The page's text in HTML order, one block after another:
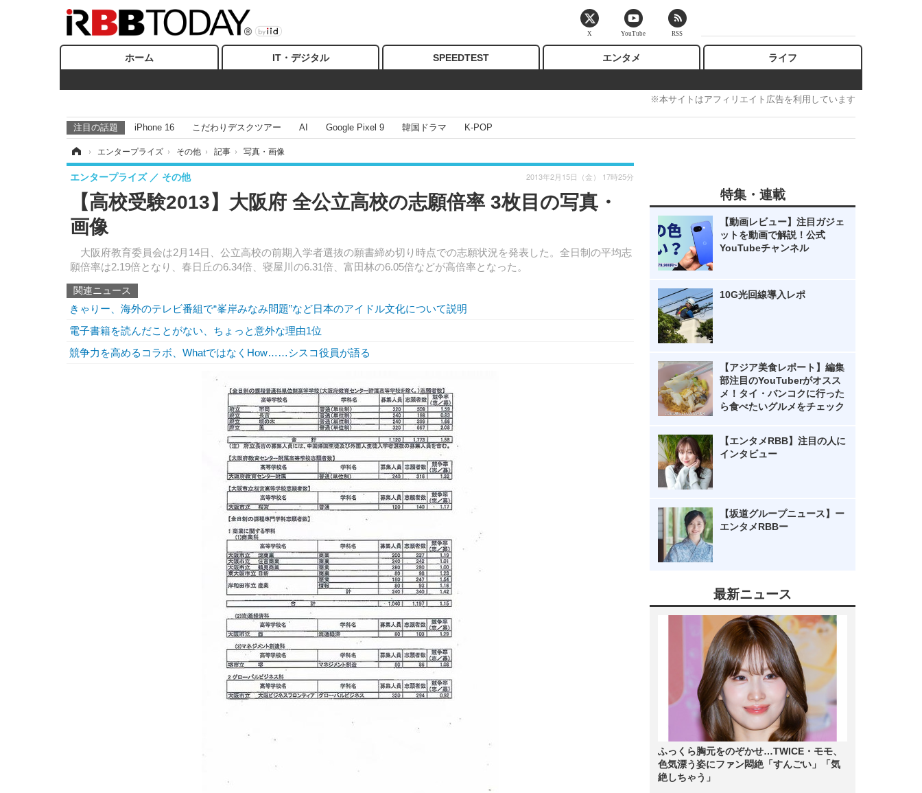
ホーム IT・デジタル SPEEDTEST エンタメ ライフ
※本サイトはアフィリエイト広告を利用しています
注目の話題 iPhone 16 こだわりデスクツアー AI Google Pixel 9 韓国ドラマ K-POP
› エンタープライズ › その他 › 記事 › 写真・画像
【高校受験2013】大阪府 全公立高校の志願倍率 3枚目の写真・
画像
大阪府教育委員会は2月14日、公立高校の前期入学者選抜の願書締め切り時点での志願状況を発表した。全日制の平均志
願倍率は2.19倍となり、春日丘の6.34倍、寝屋川の6.31倍、富田林の6.05倍などが高倍率となった。
エンタープライズ その他 2013年2月15日（金） 17時25分
関連ニュース
きゃりー、海外のテレビ番組で“峯岸みなみ問題”など日本のアイドル文化について説明
電子書籍を読んだことがない、ちょっと意外な理由1位
競争力を高めるコラボ、WhatではなくHow……シスコ役員が語る
特集・連載
【動画レビュー】注目ガジェ
ットを動画で解説！公式
YouTubeチャンネル
10G光回線導入レポ
【アジア美食レポート】編集
部注目のYouTuberがオスス
メ！タイ・バンコクに行った
ら食べたいグルメをチェック
【エンタメRBB】注目の人に
インタビュー
【坂道グループニュース】ー
エンタメRBBー
最新ニュース
ふっくら胸元をのぞかせ…TWICE・モモ、
色気漂う姿にファン悶絶「すんごい」「気
絶しちゃう」
X YouTube RSS